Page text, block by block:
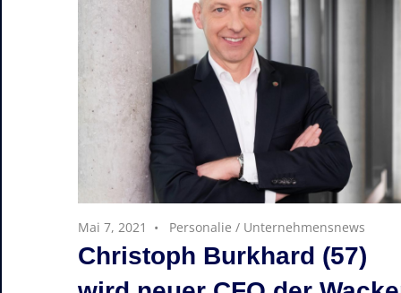
Mai 7, 2021 Personalie / Unternehmensnews
Christoph Burkhard (57)